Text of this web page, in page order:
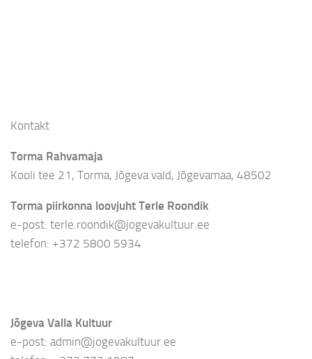
Kontakt
Torma Rahvamaja
Kooli tee 21, Torma, Jõgeva vald, Jõgevamaa, 48502
Torma piirkonna loovjuht Terle Roondik
e-post: terle.roondik@jogevakultuur.ee
telefon: +372 5800 5934
Jõgeva Valla Kultuur
e-post: admin@jogevakultuur.ee